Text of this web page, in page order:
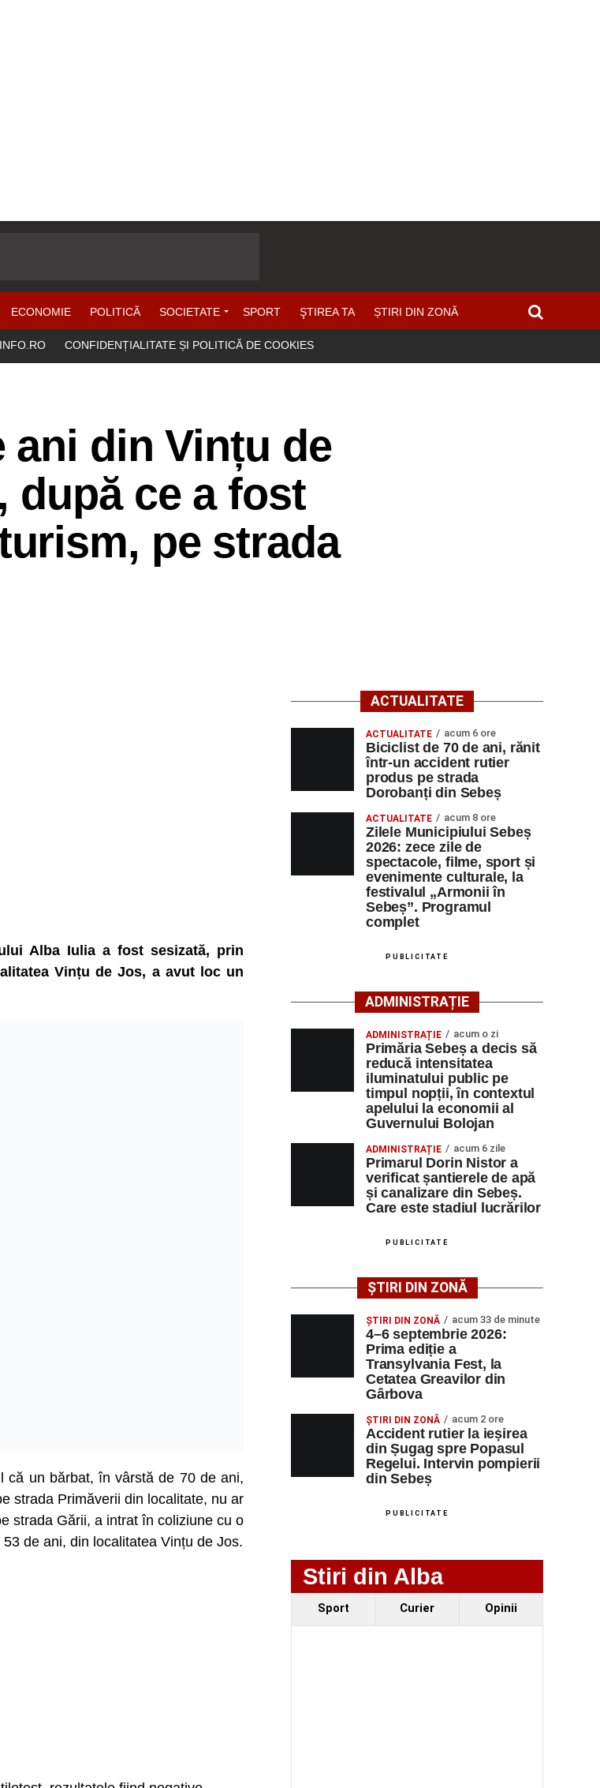
ECONOMIE POLITICĂ SOCIETATE SPORT ŞTIREA TA ȘTIRI DIN ZONĂ
CONFIDENȚIALITATE ȘI POLITICĂ DE COOKIES
ani din Vințu de
după ce a fost
pe strada
Alba Iulia a fost sesizată, prin
Vințu de Jos, a avut loc un
că un bărbat, în vârstă de 70 de ani,
strada Primăverii din localitate, nu ar
strada Gării, a intrat în coliziune cu o
de ani, din localitatea Vințu de Jos.
ACTUALITATE
ACTUALITATE acum 6 ore
Biciclist de 70 de ani, rănit
într-un accident rutier
produs pe strada
Dorobanți din Sebeș
ACTUALITATE acum 8 ore
Zilele Municipiului Sebeș
2026: zece zile de
spectacole, filme, sport și
evenimente culturale, la
festivalul „Armonii în
Sebeș”. Programul
complet
PUBLICITATE
ADMINISTRAȚIE
ADMINISTRAȚIE acum o zi
Primăria Sebeș a decis să
reducă intensitatea
iluminatului public pe
timpul nopții, în contextul
apelului la economii al
Guvernului Bolojan
ADMINISTRAȚIE acum 6 zile
Primarul Dorin Nistor a
verificat șantierele de apă
și canalizare din Sebeș.
Care este stadiul lucrărilor
PUBLICITATE
ȘTIRI DIN ZONĂ
ȘTIRI DIN ZONĂ acum 33 de minute
4–6 septembrie 2026:
Prima ediție a
Transylvania Fest, la
Cetatea Greavilor din
Gârbova
ȘTIRI DIN ZONĂ acum 2 ore
Accident rutier la ieșirea
din Șugag spre Popasul
Regelui. Intervin pompierii
din Sebeș
PUBLICITATE
Stiri din Alba
Sport Curier Opinii